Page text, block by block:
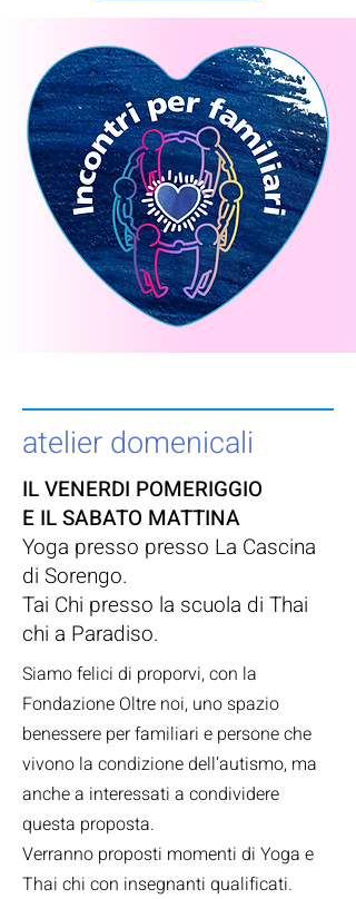
atelier domenicali
IL VENERDI POMERIGGIO
E IL SABATO MATTINA
Yoga presso presso La Cascina
di Sorengo.
Tai Chi presso la scuola di Thai
chi a Paradiso.
Siamo felici di proporvi, con la
Fondazione Oltre noi, uno spazio
benessere per familiari e persone che
vivono la condizione dell’autismo, ma
anche a interessati a condividere
questa proposta.
Verranno proposti momenti di Yoga e
Thai chi con insegnanti qualificati.